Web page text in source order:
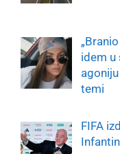
idem u
temi
FIFA